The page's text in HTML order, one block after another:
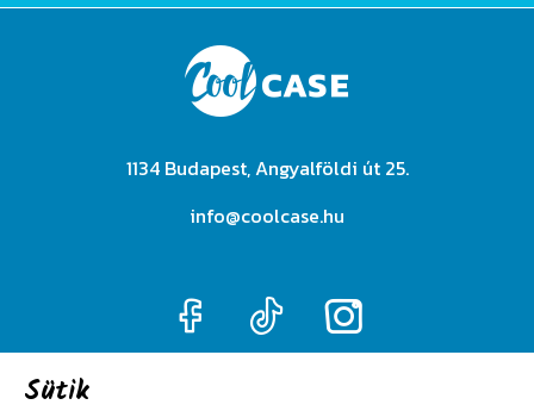
1134 Budapest, Angyalföldi út 25.
info@coolcase.hu
Sütik